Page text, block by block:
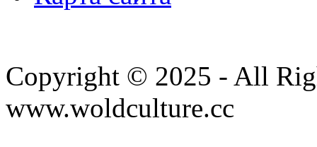
Copyright © 2025 - All
www.woldculture.cc